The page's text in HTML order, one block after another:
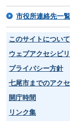
市役所連絡先一覧
このサイトについて
ウェブアクセシビ
プライバシー方針
七尾市までのアク
開庁時間
リンク集